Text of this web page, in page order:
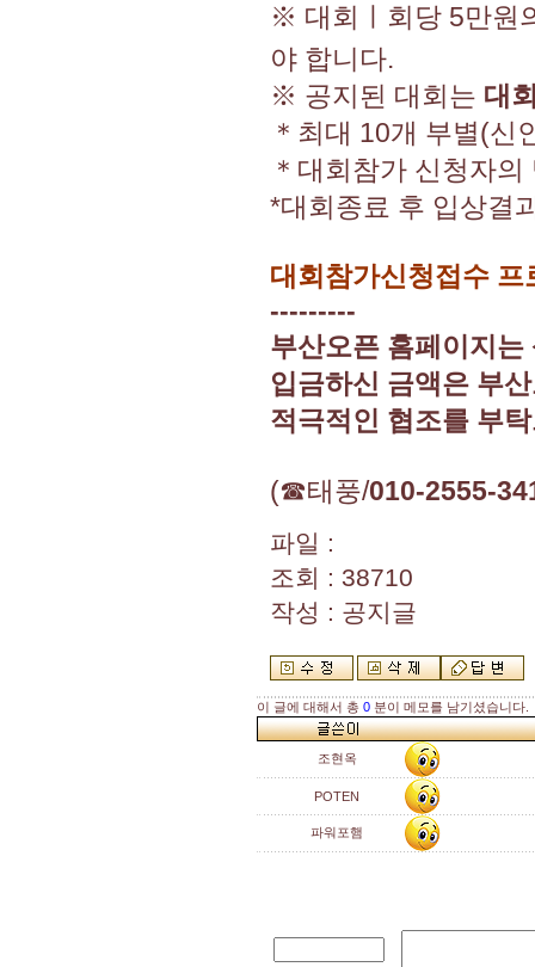
※ 대회ㅣ회당 5만원
야 합니다.
※ 공지된 대회는 대
＊최대 10개 부별(신
＊대회참가 신청자
*대회종료 후 입상결
대회참가신청접수
---------
부산오픈 홈페이지
입금하신 금액은 부
적극적인 협조를 부
(☎태풍/010-2555-
파일 :
조회 : 38710
작성 : 공지글
이 글에 대해서 총 0 분이 메모를 남기셨습니다.
조현옥
POTEN
파워포햄